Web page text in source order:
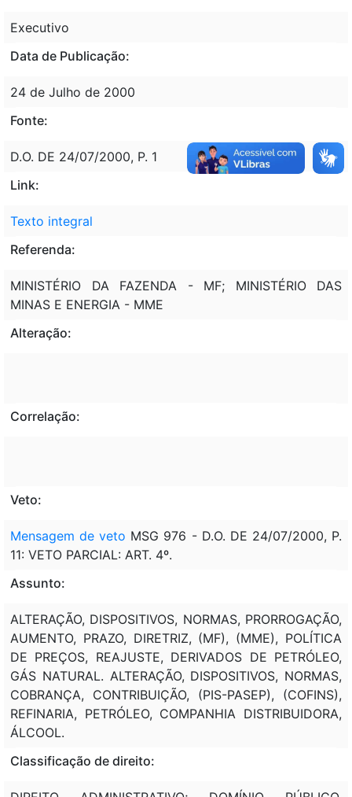
Executivo
Data de Publicação:
24 de Julho de 2000
Fonte:
D.O. DE 24/07/2000, P. 1
Link:
Texto integral
Referenda:
MINISTÉRIO DA FAZENDA - MF; MINISTÉRIO DAS
MINAS E ENERGIA - MME
Alteração:
Correlação:
Veto:
Mensagem de veto MSG 976 - D.O. DE 24/07/2000, P.
11: VETO PARCIAL: ART. 4º.
Assunto:
ALTERAÇÃO, DISPOSITIVOS, NORMAS, PRORROGAÇÃO,
AUMENTO, PRAZO, DIRETRIZ, (MF), (MME), POLÍTICA
DE PREÇOS, REAJUSTE, DERIVADOS DE PETRÓLEO,
GÁS NATURAL. ALTERAÇÃO, DISPOSITIVOS, NORMAS,
COBRANÇA, CONTRIBUIÇÃO, (PIS-PASEP), (COFINS),
REFINARIA, PETRÓLEO, COMPANHIA DISTRIBUIDORA,
ÁLCOOL.
Classificação de direito: